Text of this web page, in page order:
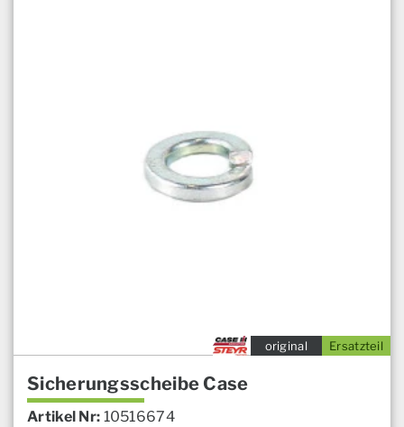
Ersatzteil
original
Sicherungsscheibe Case
Artikel Nr: 10516674